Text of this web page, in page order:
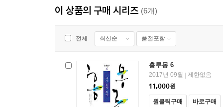
이 상품의 구매 시리즈 (6개)
전체 최신순 품절포함
홍루몽 6
2017년 09월
제한없음
11,000원
원클릭구매 바로구매